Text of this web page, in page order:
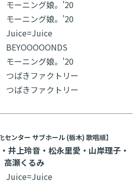
モーニング娘。'20
モーニング娘。'20
Juice=Juice
BEYOOOOONDS
モーニング娘。'20
つばきファクトリー
つばきファクトリー
センター サブホール (栃木) 歌唱順】
井上玲音・松永里愛・山岸理子・
高瀬くるみ
Juice=Juice